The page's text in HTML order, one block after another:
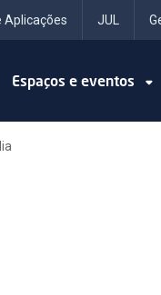
Aplicações JUL
Espaços e eventos